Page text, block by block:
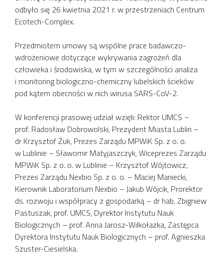
odbyło się 26 kwietnia 2021 r. w przestrzeniach Centrum
Ecotech-Complex.
Przedmiotem umowy są wspólne prace badawczo-
wdrożeniowe dotyczące wykrywania zagrożeń dla
człowieka i środowiska, w tym w szczególności analiza
i monitoring biologiczno-chemiczny lubelskich ścieków
pod kątem obecności w nich wirusa SARS-CoV-2.
W konferencji prasowej udział wzięli: Rektor UMCS –
prof. Radosław Dobrowolski, Prezydent Miasta Lublin –
dr Krzysztof Żuk, Prezes Zarządu MPWiK Sp. z o. o.
w Lublinie – Sławomir Matyjaszczyk, Wiceprezes Zarządu
MPWiK Sp. z o. o. w Lublinie – Krzysztof Wójtowicz,
Prezes Zarządu Nexbio Sp. z o. o. – Maciej Maniecki,
Kierownik Laboratorium Nexbio – Jakub Wójcik, Prorektor
ds. rozwoju i współpracy z gospodarką – dr hab. Zbigniew
Pastuszak, prof. UMCS, Dyrektor Instytutu Nauk
Biologicznych – prof. Anna Jarosz-Wilkołazka, Zastępca
Dyrektora Instytutu Nauk Biologicznych – prof. Agnieszka
Szuster-Ciesielska.